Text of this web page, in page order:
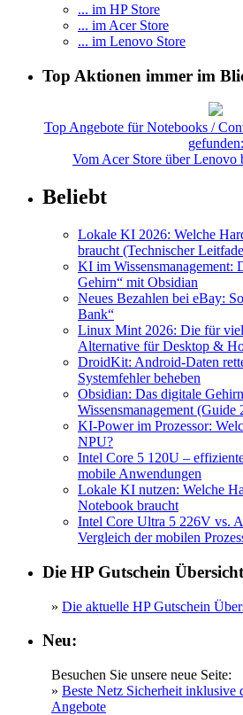
... im HP Store
... im Acer Store
... im Lenovo Store
Top Aktionen immer im
Top Angebote für Notebooks /
gefunden:
Vom Acer Store über Lenovo
Beliebt
Lokale KI 2026: Welche
braucht (Technischer
KI im Wissensmanagement:
Gehirn“ mit Obsidian
Neues Bezahlen bei eBay:
Bank“
Linux Mint 2026: Die für
Alternative für Desktop &
DroidKit: Android-Daten
Systemfehler beheben
Obsidian: Das digitale
Wissensmanagement (Guide
KI-Power im Prozessor:
NPU?
Intel Core 5 120U –
mobile Anwendungen
Lokale KI nutzen: Welche
Notebook braucht
Intel Core Ultra 5 226V vs.
Vergleich der mobilen
Die HP Gutschein Übersicht
» Die aktuelle HP Gutschein
Neu:
Besuchen Sie unsere neue Seite:
» Beste Netz Sicherheit inklusive
Angebote